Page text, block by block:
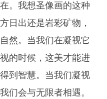
。我想圣像画的这种
日出还是岩彩矿物，
然。当我们在凝视它
的时候，这美才能进
到智慧。当我们凝视
们会与无限者相遇。